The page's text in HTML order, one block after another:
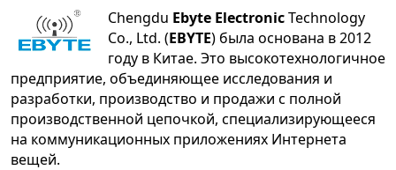
Chengdu Ebyte ElectronicTechnology
Co., Ltd. (EBYTE) была основана в 2012
году в Китае. Это высокотехнологичное
предприятие, объединяющее исследования и
разработки, производство и продажи с полной
производственной цепочкой, специализирующееся
на коммуникационных приложениях Интернета
вещей.